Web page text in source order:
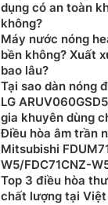
dụng có an toàn
không?
Máy nước nóng
bền không? Xuất
bao lâu?
Tại sao dàn nóng
LG
gia khuyên dùng
Điều hòa âm trần
Mitsubishi
W5/FDC71CNZ-
Top 3 điều hòa
chất lượng tại Việt